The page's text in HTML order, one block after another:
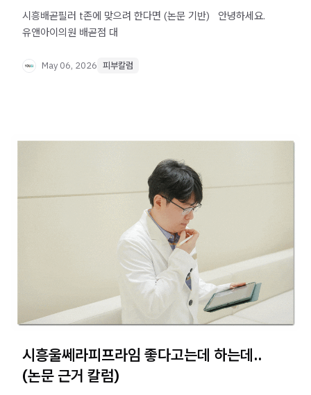
시흥배곧필러 t존에 맞으려 한다면 (논문 기반) ​ ​ 안녕하세요.
유앤아이의원 배곧점 대
May 06, 2026 피부칼럼
시흥울쎄라피프라임 좋다고는데 하는데..
(논문 근거 칼럼)